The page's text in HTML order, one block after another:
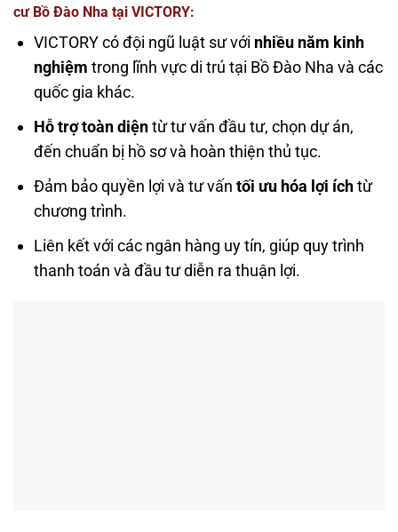
cư Bồ Đào Nha tại VICTORY:
VICTORY có đội ngũ luật sư với nhiều năm kinh
nghiệm trong lĩnh vực di trú tại Bồ Đào Nha và các
quốc gia khác.
Hỗ trợ toàn diệntừ tư vấn đầu tư, chọn dự án,
đến chuẩn bị hồ sơ và hoàn thiện thủ tục.
Đảm bảo quyền lợi và tư vấntối ưu hóa lợi íchtừ
chương trình.
Liên kết với các ngân hàng uy tín, giúp quy trình
thanh toán và đầu tư diễn ra thuận lợi.